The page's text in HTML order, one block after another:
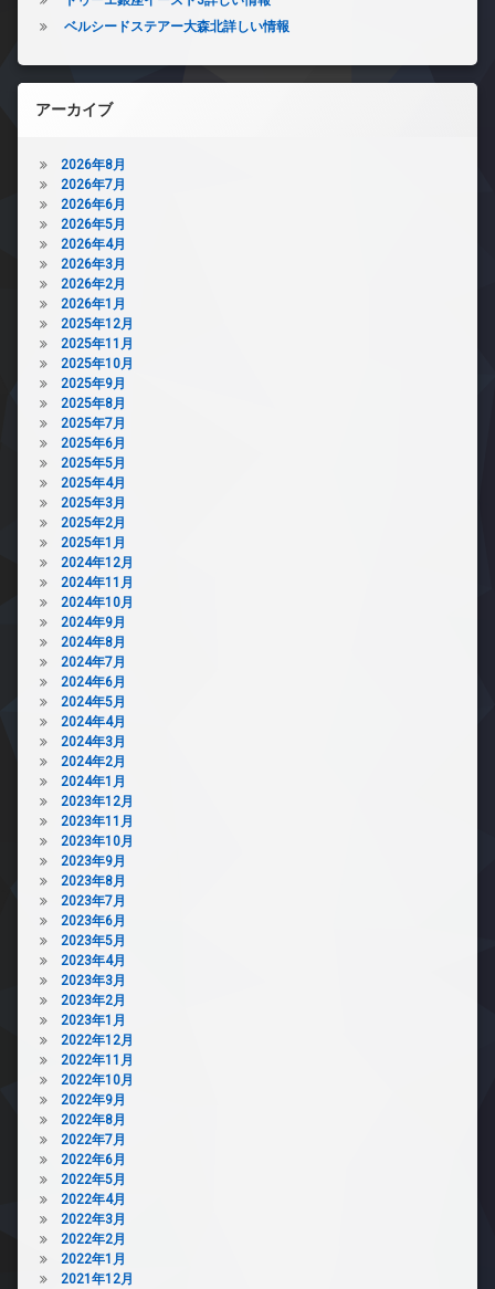
ベルシードステアー大森北詳しい情報
アーカイブ
2026年8月
2026年7月
2026年6月
2026年5月
2026年4月
2026年3月
2026年2月
2026年1月
2025年12月
2025年11月
2025年10月
2025年9月
2025年8月
2025年7月
2025年6月
2025年5月
2025年4月
2025年3月
2025年2月
2025年1月
2024年12月
2024年11月
2024年10月
2024年9月
2024年8月
2024年7月
2024年6月
2024年5月
2024年4月
2024年3月
2024年2月
2024年1月
2023年12月
2023年11月
2023年10月
2023年9月
2023年8月
2023年7月
2023年6月
2023年5月
2023年4月
2023年3月
2023年2月
2023年1月
2022年12月
2022年11月
2022年10月
2022年9月
2022年8月
2022年7月
2022年6月
2022年5月
2022年4月
2022年3月
2022年2月
2022年1月
2021年12月